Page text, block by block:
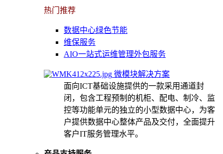
热门推荐
数据中心绿色节能
维保服务
AIO一站式运维管理外包服务
微模块解决方案
面向ICT基础设施提供的一款采用通道封
闭，包含工程预制的机柜、配电、制冷、监
控等功能单元的独立的小型数据中心，为客
户提供数据中心整体产品及交付，全面提升
客户IT服务管理水平。